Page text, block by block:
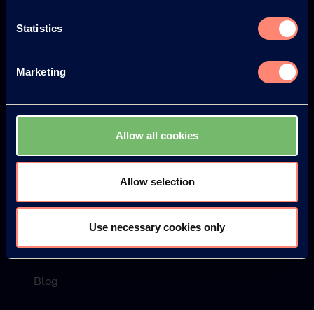
Statistics
Marketing
Allow all cookies
Allow selection
Use necessary cookies only
Kuraray
Historia
Protección del medio ambiente y seguridad
Seminarios Web
Blog